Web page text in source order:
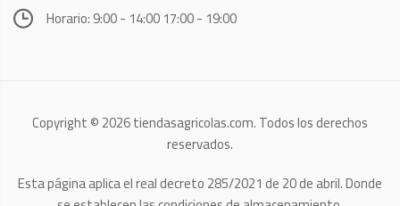
Horario: 9:00 - 14:00 17:00 - 19:00
Copyright © 2026 tiendasagricolas.com. Todos los derechos
reservados.
Esta página aplica el real decreto 285/2021 de 20 de abril. Donde